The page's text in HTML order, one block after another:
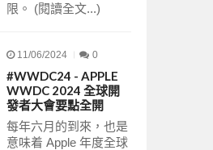
限。 (閱讀全文...)
11/06/2024 0
#WWDC24 - APPLE
WWDC 2024 全球開
發者大會要點全開
每年六月的到來，也是
意味着 Apple 年度全球